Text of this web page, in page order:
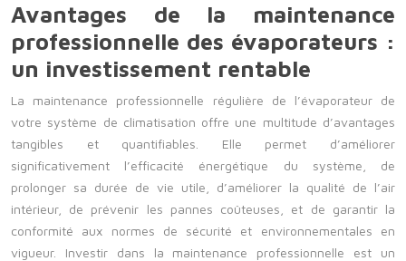
Avantages de la maintenance
professionnelle des évaporateurs :
un investissement rentable
La maintenance professionnelle régulière de l’évaporateur de
votre système de climatisation offre une multitude d’avantages
tangibles et quantifiables. Elle permet d’améliorer
significativement l’efficacité énergétique du système, de
prolonger sa durée de vie utile, d’améliorer la qualité de l’air
intérieur, de prévenir les pannes coûteuses, et de garantir la
conformité aux normes de sécurité et environnementales en
vigueur. Investir dans la maintenance professionnelle est un